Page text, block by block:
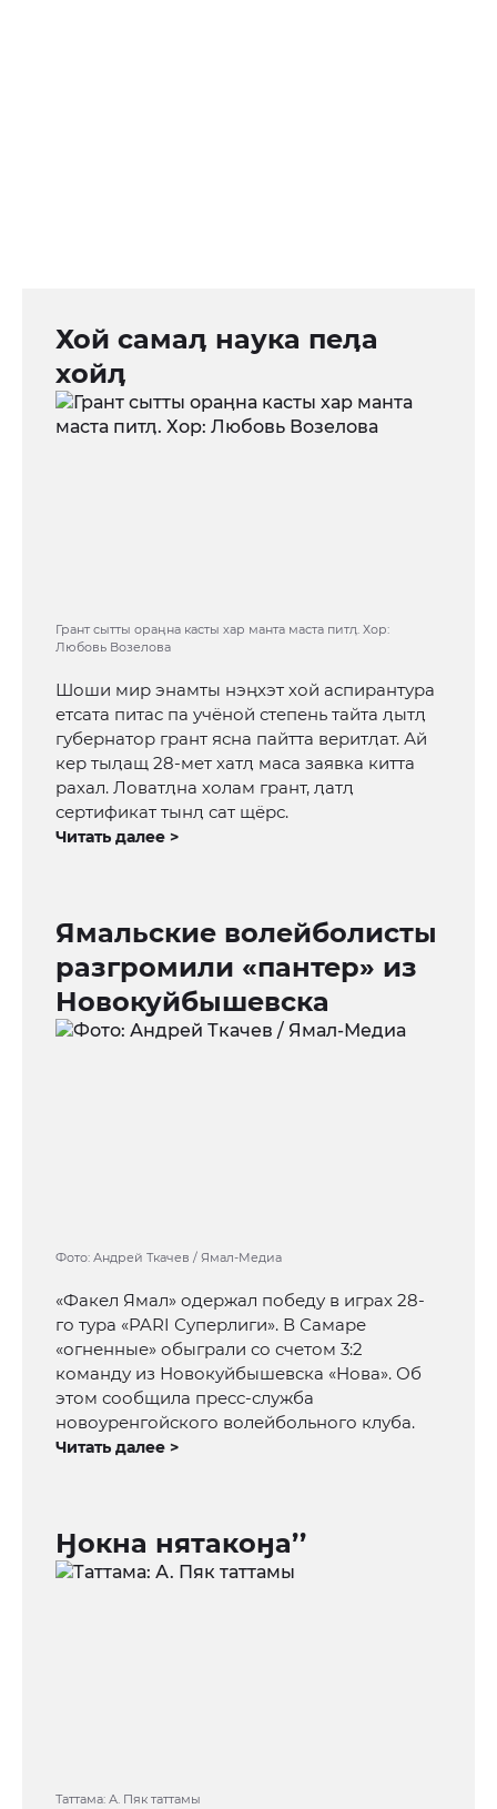
Хой самаӆ наука пеӆа
хойӆ
Грант сытты ораӊна касты хар манта маста питӆ. Хор:
Любовь Возелова
Шоши мир энамты нэӊхэт хой аспирантура
етсата питас па учёной степень тайта ӆытӆ
губернатор грант ясна пайтта веритӆат. Ай
кер тыӆащ 28-мет хатӆ маса заявка китта
рахал. Ловатӆна холам грант, ӆатӆ
сертификат тынӆ сат щёрс.
Читать далее >
Ямальские волейболисты
разгромили «пантер» из
Новокуйбышевска
Фото: Андрей Ткачев / Ямал-Медиа
«Факел Ямал» одержал победу в играх 28-
го тура «PARI Суперлиги». В Самаре
«огненные» обыграли со счетом 3:2
команду из Новокуйбышевска «Нова». Об
этом сообщила пресс-служба
новоуренгойского волейбольного клуба.
Читать далее >
Ӈокна нятакоӈа’’
Таттама: А. Пяк таттамы